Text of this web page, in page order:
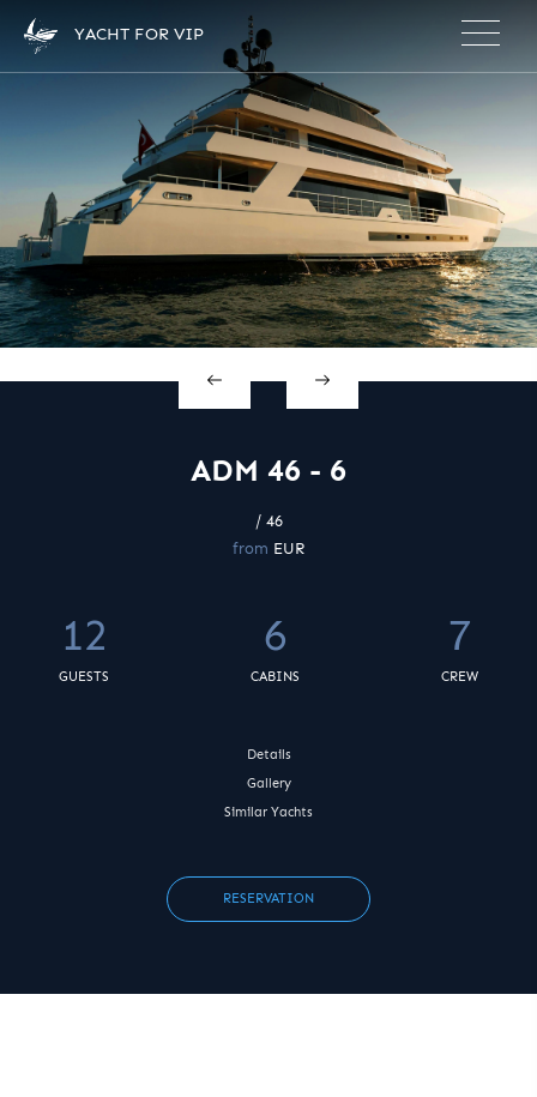
ADM 46 - 6
/ 46
from EUR
12
GUESTS
6
CABINS
7
CREW
Details
Gallery
Similar Yachts
RESERVATION
YACHT FOR VIP ×